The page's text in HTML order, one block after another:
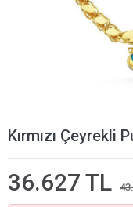
Kırmızı Çeyrekli
36.627 TL